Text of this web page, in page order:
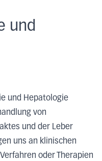
und
und Hepatologie
von
und der Leber
uns an klinischen
oder Therapien